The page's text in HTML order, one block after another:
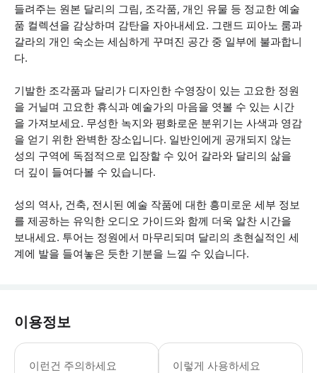
들려주는 원본 달리의 그림, 조각품, 개인 유물 등 정교한 예술
품 컬렉션을 감상하며 감탄을 자아내세요. 그랜드 피아노 룸과
갈라의 개인 숙소는 세심하게 꾸며진 공간 중 일부에 불과합니
다.
기발한 조각품과 달리가 디자인한 수영장이 있는 고요한 정원
을 거닐며 고요한 휴식과 예술가의 마음을 엿볼 수 있는 시간
을 가져보세요. 무성한 녹지와 평화로운 분위기는 사색과 영감
을 얻기 위한 완벽한 장소입니다. 일반인에게 공개되지 않는
성의 구역에 독점적으로 입장할 수 있어 갈라와 달리의 삶을
더 깊이 들여다볼 수 있습니다.
성의 역사, 건축, 전시된 예술 작품에 대한 흥미로운 세부 정보
를 제공하는 유익한 오디오 가이드와 함께 더욱 알찬 시간을
보내세요. 투어는 정원에서 마무리되며 달리의 초현실적인 세
계에 발을 들여놓은 듯한 기분을 느낄 수 있습니다.
이용정보
이런건 주의하세요
워킹 투어는 걷기 때문에 편안한 신발
이렇게 사용하세요